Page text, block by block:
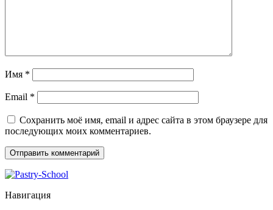
Имя *
Email *
Сохранить моё имя, email и адрес сайта в этом браузере для
последующих моих комментариев.
Навигация